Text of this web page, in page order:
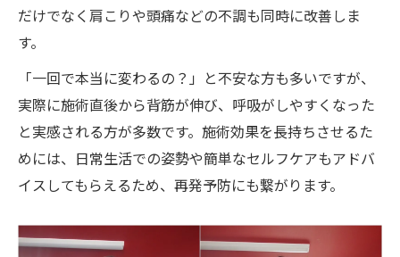
だけでなく肩こりや頭痛などの不調も同時に改善しま
す。
「一回で本当に変わるの？」と不安な方も多いですが、
実際に施術直後から背筋が伸び、呼吸がしやすくなった
と実感される方が多数です。施術効果を長持ちさせるた
めには、日常生活での姿勢や簡単なセルフケアもアドバ
イスしてもらえるため、再発予防にも繋がります。